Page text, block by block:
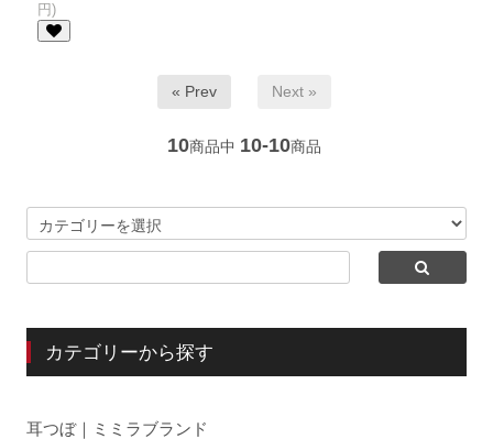
円)
« Prev Next »
10商品中 10-10商品
カテゴリーから探す
耳つぼ｜ミミラブランド